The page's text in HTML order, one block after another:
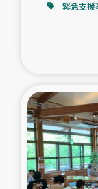
アイナロ
ベ
緊急支援